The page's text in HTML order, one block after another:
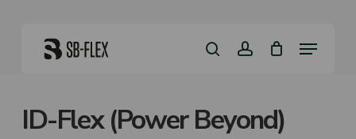
searchaccount
Menu
Kurv Cart
ID-Flex (Power Beyond)